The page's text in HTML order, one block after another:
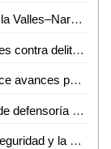
Dos lesionados en choque de motos sobre la Valles–Naranjo
Fiscalía refuerza acciones interinstitucionales contra delito de extorsión
SCT mantiene diálogo con taxistas; reconoce avances pero persisten malas prácticas
Más de 570 atenciones brindó la dirección de defensoría social durante mayo y junio en Ciudad Valles
Coordinación interinstitucional fortalece la seguridad y la paz en San Luis Potosí